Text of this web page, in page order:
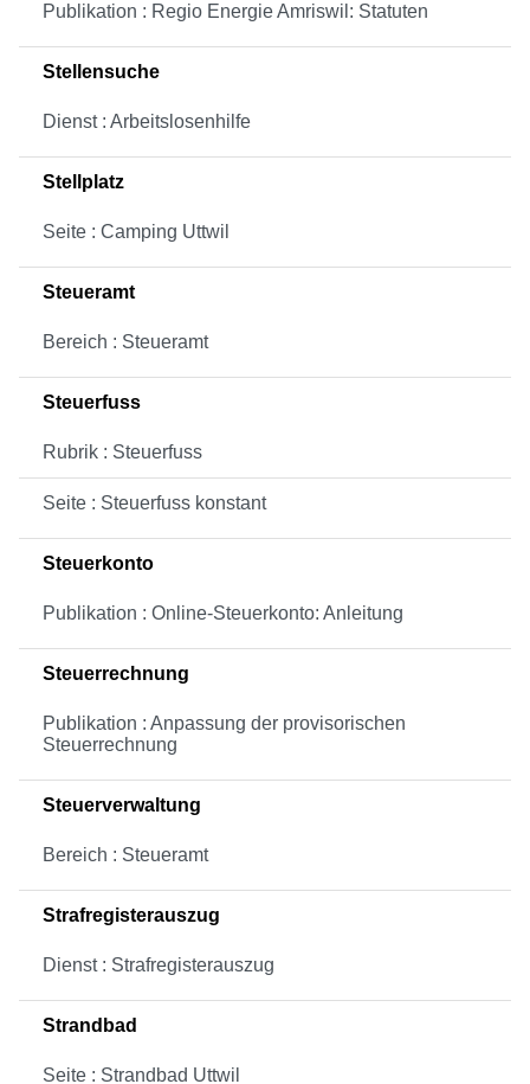
Publikation : Regio Energie Amriswil: Statuten
Stellensuche
Dienst : Arbeitslosenhilfe
Stellplatz
Seite : Camping Uttwil
Steueramt
Bereich : Steueramt
Steuerfuss
Rubrik : Steuerfuss
Seite : Steuerfuss konstant
Steuerkonto
Publikation : Online-Steuerkonto: Anleitung
Steuerrechnung
Publikation : Anpassung der provisorischen
Steuerrechnung
Steuerverwaltung
Bereich : Steueramt
Strafregisterauszug
Dienst : Strafregisterauszug
Strandbad
Seite : Strandbad Uttwil